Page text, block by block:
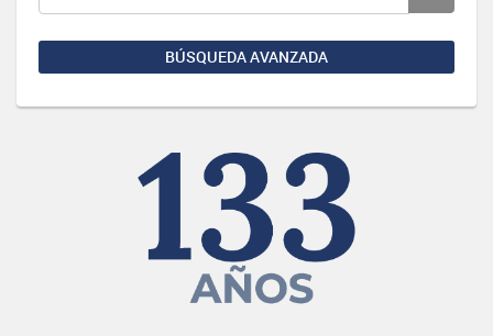
BÚSQUEDA AVANZADA